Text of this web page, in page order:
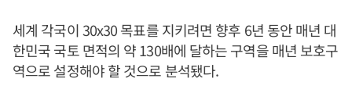
세계 각국이 30x30 목표를 지키려면 향후 6년 동안 매년 대
한민국 국토 면적의 약 130배에 달하는 구역을 매년 보호구
역으로 설정해야 할 것으로 분석됐다.